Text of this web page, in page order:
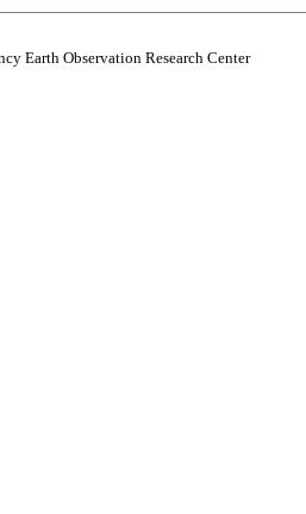
Earth Observation Research Center